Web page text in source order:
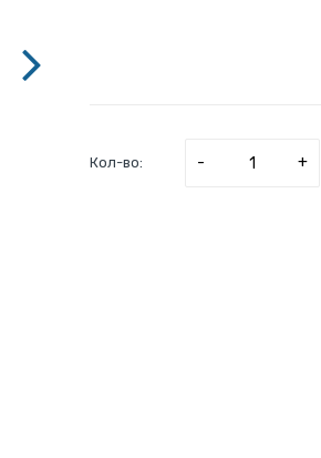
Кол-во: - +